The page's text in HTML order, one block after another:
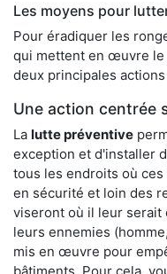
Les moyens pour
Pour éradiquer les
qui mettent en œuvre le
deux principales
Une action centrée
La lutte préventive
exception et d'installer
tous les endroits où
en sécurité et loin des
viseront où il leur serait
leurs ennemies
mis en œuvre pour
bâtiments. Pour cela,